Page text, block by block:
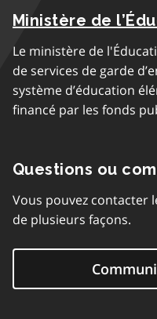
Ministère de
Le ministère de
de services de garde
système d’éducation
financé par les fonds
Questions ou
Vous pouvez contacter
de plusieurs façons.